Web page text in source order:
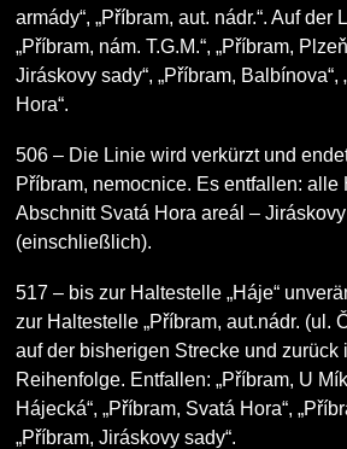
armády“, „Příbram, aut. nádr.“. Auf der
„Příbram, nám. T.G.M.“, „Příbram,
Jiráskovy sady“, „Příbram, Balbínova“,
Hora“.
506 – Die Linie wird verkürzt und
Příbram, nemocnice. Es entfallen: alle
Abschnitt Svatá Hora areál –
(einschließlich).
517 – bis zur Haltestelle „Háje“
zur Haltestelle „Příbram, aut.nádr. (ul.
auf der bisherigen Strecke und zurück
Reihenfolge. Entfallen: „Příbram, U
Hájecká“, „Příbram, Svatá Hora“,
„Příbram, Jiráskovy sady“.